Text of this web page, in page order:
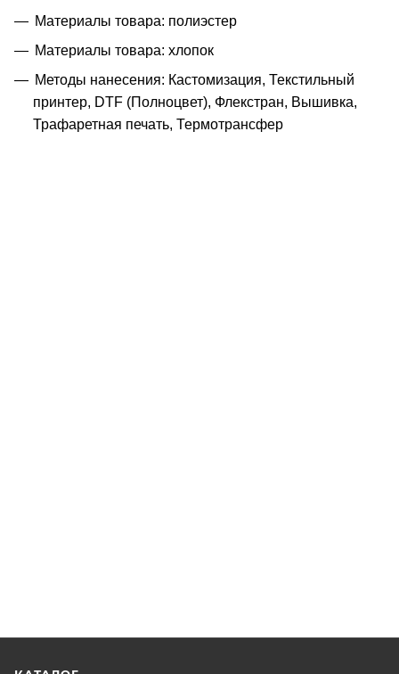
Материалы товара: полиэстер
Материалы товара: хлопок
Методы нанесения: Кастомизация, Текстильный
принтер, DTF (Полноцвет), Флекстран, Вышивка,
Трафаретная печать, Термотрансфер